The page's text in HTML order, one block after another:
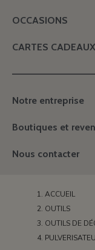
OCCASIONS
CARTES CADEAUX
Notre entreprise
Boutiques et
Nous contacter
ACCUEIL
OUTILS
OUTILS DE